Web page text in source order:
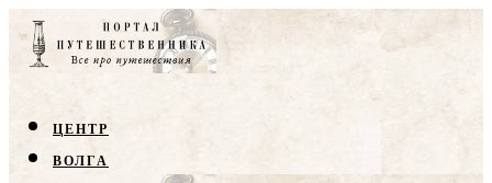
ЦЕНТР
ВОЛГА